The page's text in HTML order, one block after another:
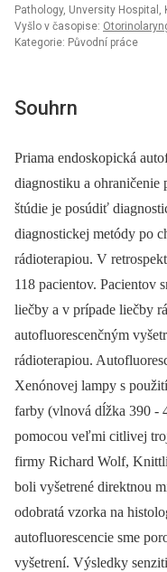
Pathology, Unversity Hospital,
Vyšlo v časopise:
Kategorie: Původní práce
Souhrn
Priama endoskopická
diagnostiku a
štúdie je posúdiť
diagnostickej metódy po
rádioterapiou. V
118 pacientov. Pacientov
liečby a v prípade liečby
autofluorescenčným
rádioterapiou.
Xenónovej lampy s
farby (vlnová dĺžka 390 -⁠
pomocou veľmi citlivej
firmy Richard Wolf,
boli vyšetrené direktnou
odobratá vzorka na
autofluorescencie sme
vyšetrení. Výsledky